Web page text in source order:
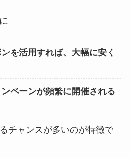
を活用すれば、大幅に安く
ペーンが頻繁に開催される
チャンスが多いのが特徴で